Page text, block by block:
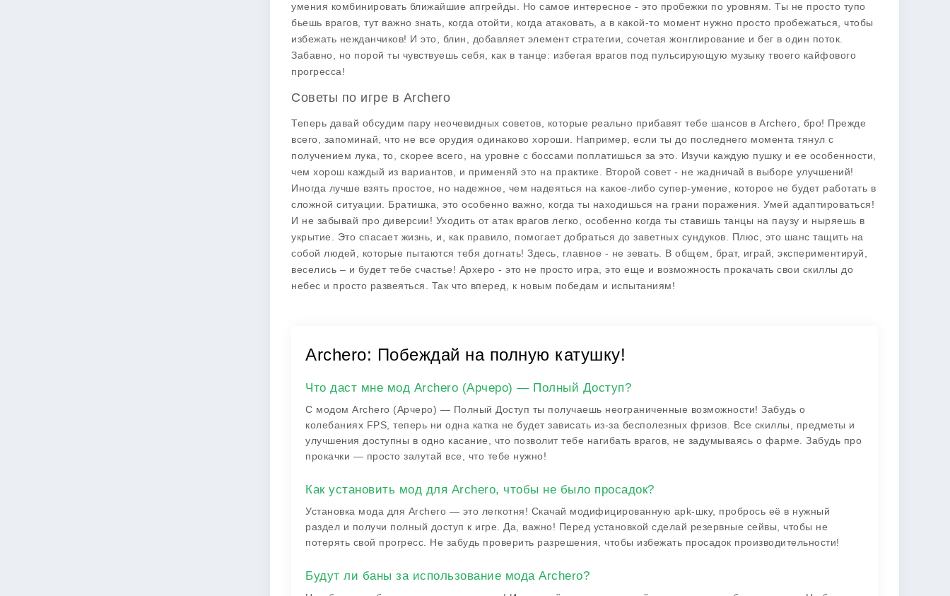
умения комбинировать ближайшие апгрейды. Но самое интересное - это пробежки по уровням. Ты не просто тупо
бьешь врагов, тут важно знать, когда отойти, когда атаковать, а в какой-то момент нужно просто пробежаться, чтобы
избежать нежданчиков! И это, блин, добавляет элемент стратегии, сочетая жонглирование и бег в один поток.
Забавно, но порой ты чувствуешь себя, как в танце: избегая врагов под пульсирующую музыку твоего кайфового
прогресса!
Советы по игре в Archero
Теперь давай обсудим пару неочевидных советов, которые реально прибавят тебе шансов в Archero, бро! Прежде
всего, запоминай, что не все орудия одинаково хороши. Например, если ты до последнего момента тянул с
получением лука, то, скорее всего, на уровне с боссами поплатишься за это. Изучи каждую пушку и ее особенности,
чем хорош каждый из вариантов, и применяй это на практике. Второй совет - не жадничай в выборе улучшений!
Иногда лучше взять простое, но надежное, чем надеяться на какое-либо супер-умение, которое не будет работать в
сложной ситуации. Братишка, это особенно важно, когда ты находишься на грани поражения. Умей адаптироваться!
И не забывай про диверсии! Уходить от атак врагов легко, особенно когда ты ставишь танцы на паузу и ныряешь в
укрытие. Это спасает жизнь, и, как правило, помогает добраться до заветных сундуков. Плюс, это шанс тащить на
собой людей, которые пытаются тебя догнать! Здесь, главное - не зевать. В общем, брат, играй, экспериментируй,
веселись – и будет тебе счастье! Археро - это не просто игра, это еще и возможность прокачать свои скиллы до
небес и просто развеяться. Так что вперед, к новым победам и испытаниям!
Archero: Побеждай на полную катушку!
Что даст мне мод Archero (Арчеро) — Полный Доступ?
С модом Archero (Арчеро) — Полный Доступ ты получаешь неограниченные возможности! Забудь о
колебаниях FPS, теперь ни одна катка не будет зависать из-за бесполезных фризов. Все скиллы, предметы и
улучшения доступны в одно касание, что позволит тебе нагибать врагов, не задумываясь о фарме. Забудь про
прокачки — просто залутай все, что тебе нужно!
Как установить мод для Archero, чтобы не было просадок?
Установка мода для Archero — это легкотня! Скачай модифицированную apk-шку, пробрось её в нужный
раздел и получи полный доступ к игре. Да, важно! Перед установкой сделай резервные сейвы, чтобы не
потерять свой прогресс. Не забудь проверить разрешения, чтобы избежать просадок производительности!
Будут ли баны за использование мода Archero?